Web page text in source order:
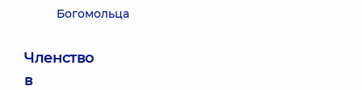
Богомольца
Членство
в